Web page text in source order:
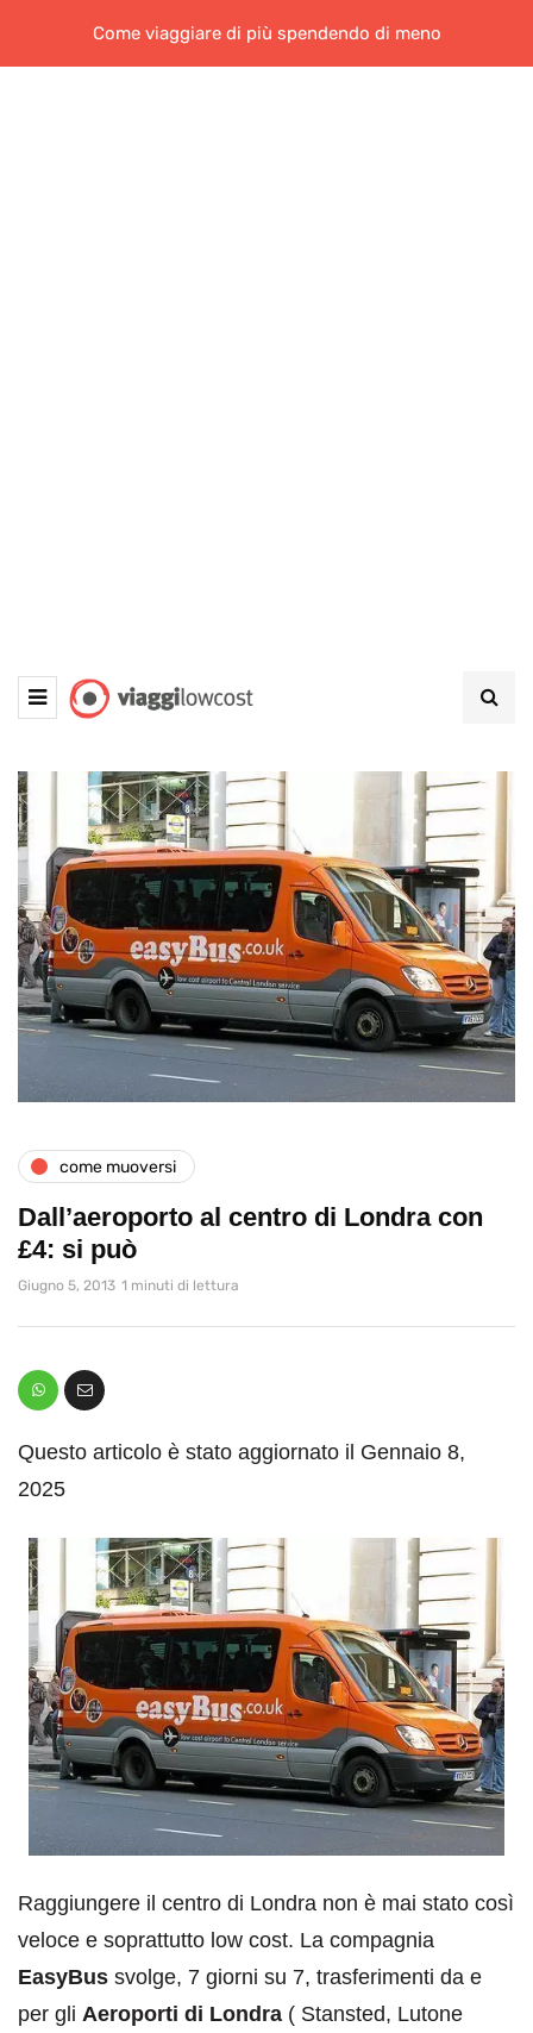
Come viaggiare di più spendendo di meno
come muoversi
Dall’aeroporto al centro di Londra con
£4: si può
Giugno 5, 2013 1 minuti di lettura
Questo articolo è stato aggiornato il Gennaio 8,
2025
Raggiungere il centro di Londra non è mai stato così
veloce e soprattutto low cost. La compagnia
EasyBus svolge, 7 giorni su 7, trasferimenti da e
per gli Aeroporti di Londra ( Stansted, Lutone